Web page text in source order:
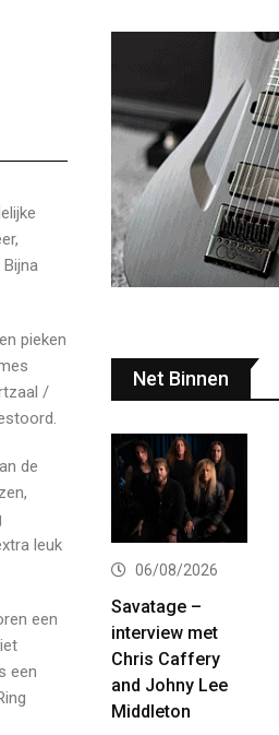
Bijna
pieken
/
de
leuk
een
een
Net Binnen
06/08/2026
Savatage –
interview met
Chris Caffery
and Johny Lee
Middleton